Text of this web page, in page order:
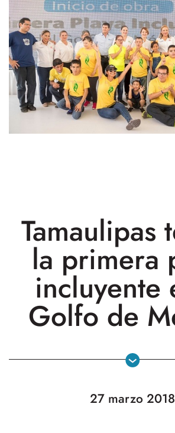
Tamaulipas
la primera
incluyente
Golfo de
27 marzo 2018